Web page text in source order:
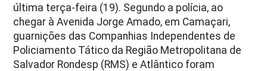
última terça-feira (19). Segundo a polícia, ao
chegar à Avenida Jorge Amado, em Camaçari,
guarnições das Companhias Independentes de
Policiamento Tático da Região Metropolitana de
Salvador Rondesp (RMS) e Atlântico foram